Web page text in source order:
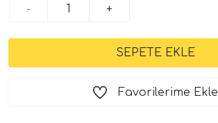
- +
Favorilerime Ekle